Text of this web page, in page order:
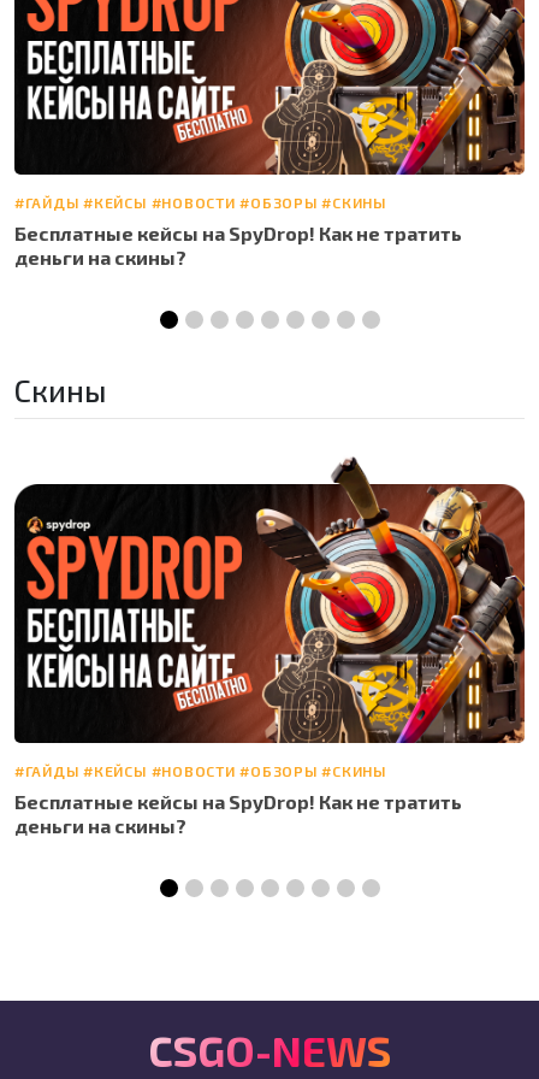
#ГАЙДЫ #КЕЙСЫ #НОВОСТИ #ОБЗОРЫ #СКИНЫ
Бесплатные кейсы на SpyDrop! Как не тратить
деньги на скины?
Скины
#ГАЙДЫ #КЕЙСЫ #НОВОСТИ #ОБЗОРЫ #СКИНЫ
Бесплатные кейсы на SpyDrop! Как не тратить
деньги на скины?
CSGO-NEWS